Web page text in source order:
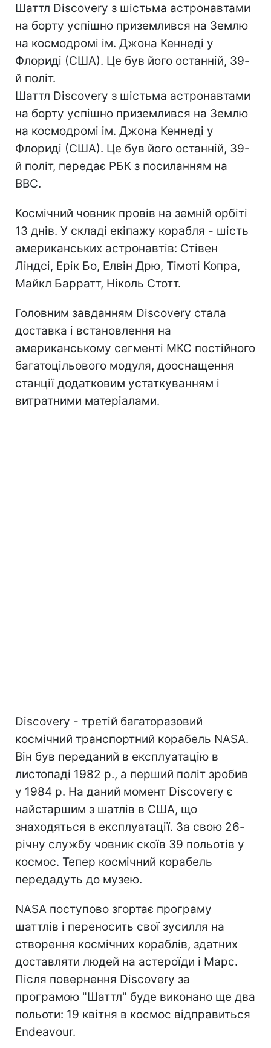
Шаттл Discovery з шістьма астронавтами
на борту успішно приземлився на Землю
на космодромі ім. Джона Кеннеді у
Флориді (США). Це був його останній, 39-
й політ.
Шаттл Discovery з шістьма астронавтами
на борту успішно приземлився на Землю
на космодромі ім. Джона Кеннеді у
Флориді (США). Це був його останній, 39-
й політ, передає РБК з посиланням на
ВВС.
Космічний човник провів на земній орбіті
13 днів. У складі екіпажу корабля - шість
американських астронавтів: Стівен
Ліндсі, Ерік Бо, Елвін Дрю, Тімоті Копра,
Майкл Барратт, Ніколь Стотт.
Головним завданням Discovery стала
доставка і встановлення на
американському сегменті МКС постійного
багатоцільового модуля, дооснащення
станції додатковим устаткуванням і
витратними матеріалами.
Discovery - третій багаторазовий
космічний транспортний корабель NASA.
Він був переданий в експлуатацію в
листопаді 1982 р., а перший політ зробив
у 1984 р. На даний момент Discovery є
найстаршим з шатлів в США, що
знаходяться в експлуатації. За свою 26-
річну службу човник скоїв 39 польотів у
космос. Тепер космічний корабель
передадуть до музею.
NASA поступово згортає програму
шаттлів і переносить свої зусилля на
створення космічних кораблів, здатних
доставляти людей на астероїди і Марс.
Після повернення Discovery за
програмою "Шаттл" буде виконано ще два
польоти: 19 квітня в космос відправиться
Endeavour.